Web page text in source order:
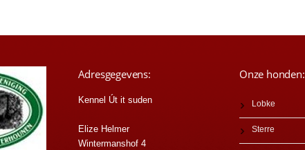
Adresgegevens:
Kennel Út it suden
Elize Helmer
Wintermanshof 4
Onze honden:
Lobke
Sterre